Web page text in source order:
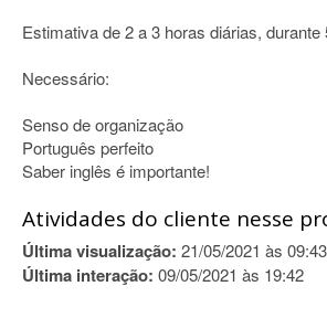
Estimativa de 2 a 3 horas diárias,
Necessário:
Senso de organização
Português perfeito
Saber inglês é importante!
Atividades do cliente nesse
Última visualização: 21/05/2021 às 09:43
Última interação: 09/05/2021 às 19:42